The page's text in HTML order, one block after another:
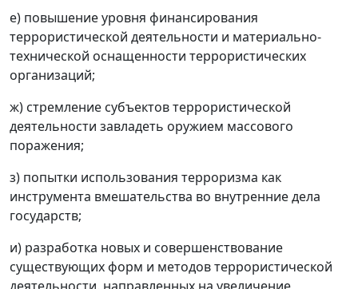
е) повышение уровня финансирования
террористической деятельности и материально-
технической оснащенности террористических
организаций;
ж) стремление субъектов террористической
деятельности завладеть оружием массового
поражения;
з) попытки использования терроризма как
инструмента вмешательства во внутренние дела
государств;
и) разработка новых и совершенствование
существующих форм и методов террористической